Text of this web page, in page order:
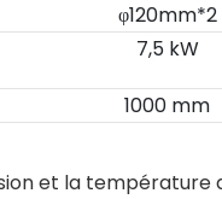
φ120mm*2
7,5 kW
1000 mm
et la température